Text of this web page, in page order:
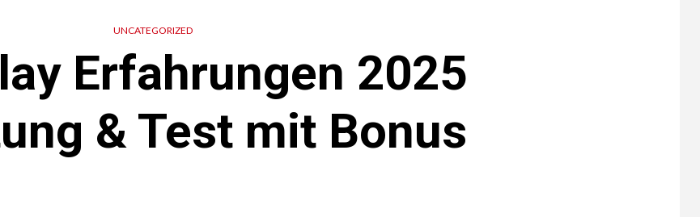
UNCATEGORIZED
Erfahrungen 2025
& Test mit Bonus